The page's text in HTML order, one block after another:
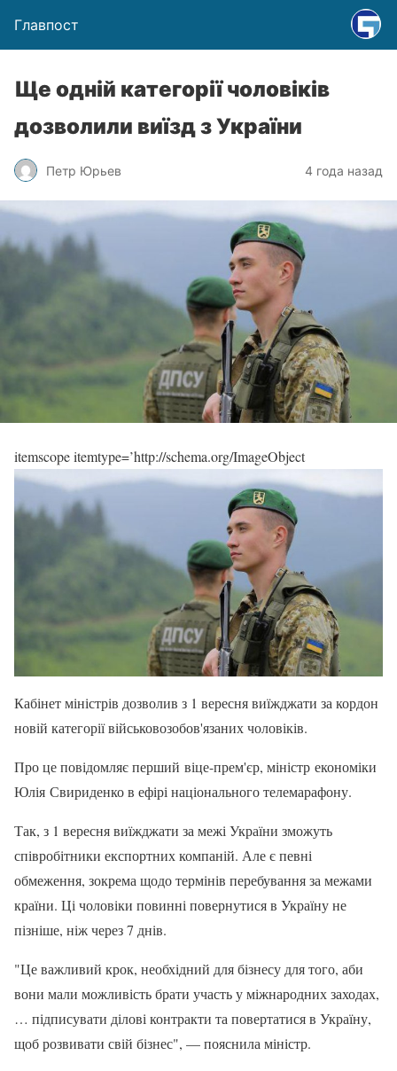
Главпост
Ще одній категорії чоловіків
дозволили виїзд з України
Петр Юрьев 4 года назад
itemscope itemtype=’http://schema.org/ImageObject
Кабінет міністрів дозволив з 1 вересня виїжджати за кордон
новій категорії військовозобов'язаних чоловіків.
Про це повідомляє перший віце-прем'єр, міністр економіки
Юлія Свириденко в ефірі національного телемарафону.
Так, з 1 вересня виїжджати за межі України зможуть
співробітники експортних компаній. Але є певні
обмеження, зокрема щодо термінів перебування за межами
країни. Ці чоловіки повинні повернутися в Україну не
пізніше, ніж через 7 днів.
"Це важливий крок, необхідний для бізнесу для того, аби
вони мали можливість брати участь у міжнародних заходах,
… підписувати ділові контракти та повертатися в Україну,
щоб розвивати свій бізнес", — пояснила міністр.